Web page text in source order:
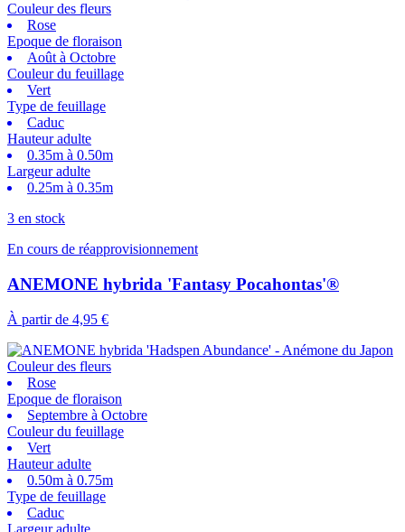
Couleur des fleurs
Rose
Epoque de floraison
Août à Octobre
Couleur du feuillage
Vert
Type de feuillage
Caduc
Hauteur adulte
0.35m à 0.50m
Largeur adulte
0.25m à 0.35m
3 en stock
En cours de réapprovisionnement
ANEMONE hybrida 'Fantasy Pocahontas'®
À partir de 4,95 €
Couleur des fleurs
Rose
Epoque de floraison
Septembre à Octobre
Couleur du feuillage
Vert
Hauteur adulte
0.50m à 0.75m
Type de feuillage
Caduc
Largeur adulte